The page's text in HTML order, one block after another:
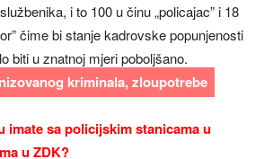
i to 100 u činu „policajac” i 18
čime bi stanje kadrovske popunjenosti
biti u znatnoj mjeri poboljšano.
kriminala, zloupotrebe
imate sa policijskim stanicama u
u ZDK?